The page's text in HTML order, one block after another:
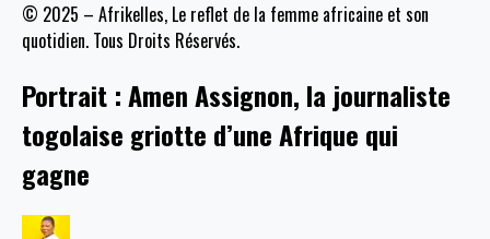
© 2025 – Afrikelles, Le reflet de la femme africaine et son
quotidien. Tous Droits Réservés.
Portrait : Amen Assignon, la journaliste
togolaise griotte d’une Afrique qui
gagne